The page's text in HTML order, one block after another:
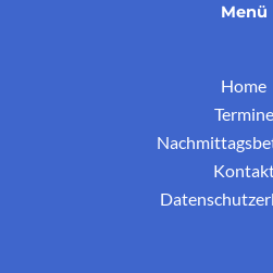
Menü
Home
Termine